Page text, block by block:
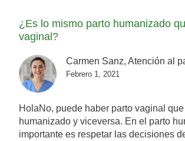
¿Es lo mismo parto humanizado
vaginal?
Carmen Sanz, Atención al
Febrero 1, 2021
HolaNo, puede haber parto vaginal
humanizado y viceversa. En el parto
importante es respetar las decisiones